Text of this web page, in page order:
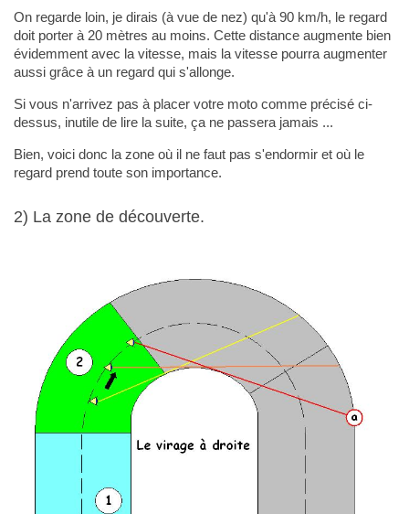
On regarde loin, je dirais (à vue de nez) qu'à 90 km/h, le regard
doit porter à 20 mètres au moins. Cette distance augmente bien
évidemment avec la vitesse, mais la vitesse pourra augmenter
aussi grâce à un regard qui s'allonge.
Si vous n'arrivez pas à placer votre moto comme précisé ci-
dessus, inutile de lire la suite, ça ne passera jamais ...
Bien, voici donc la zone où il ne faut pas s'endormir et où le
regard prend toute son importance.
2) La zone de découverte.